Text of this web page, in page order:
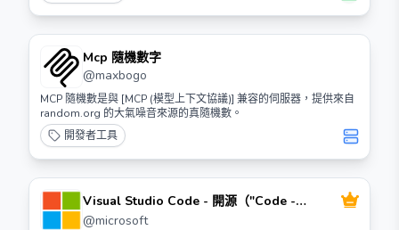
Mcp 隨機數字
@maxbogo
MCP 隨機數是與 [MCP (模型上下文協議)] 兼容的伺服器，提供來自
random.org 的大氣噪音來源的真隨機數。
開發者工具
Visual Studio Code - 開源（"Code -
OSS"）
@microsoft